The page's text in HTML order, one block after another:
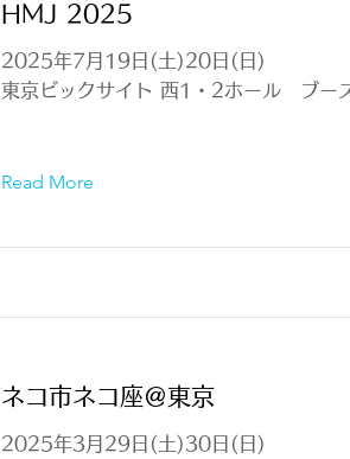
HMJ 2025
2025年7月19日(土)20日(日)
東京ビックサイト 西1・2ホール ブ
Read More
ネコ市ネコ座＠東京
2025年3月29日(土)30日(日)